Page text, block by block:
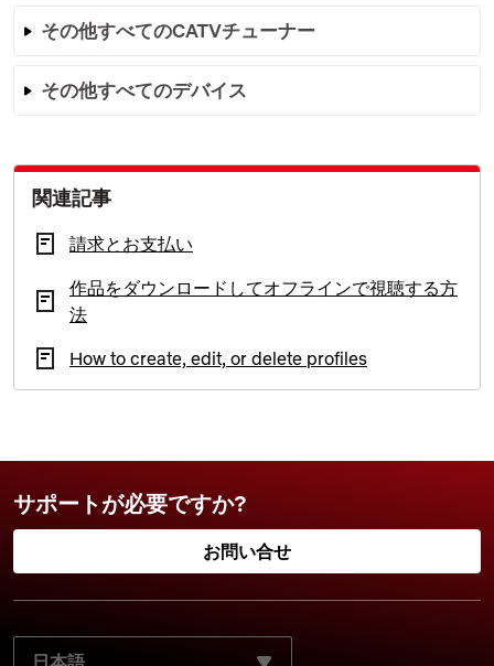
その他すべてのCATVチューナー
その他すべてのデバイス
関連記事
請求とお支払い
作品をダウンロードしてオフラインで視聴する方
法
How to create, edit, or delete profiles
サポートが必要ですか?
お問い合せ
ご使用になる言語を選択してください: